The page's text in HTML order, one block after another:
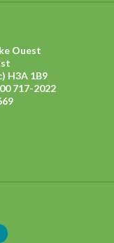
Ouest
H3A 1B9
717-2022